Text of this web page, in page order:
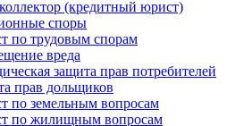
(кредитный юрист)
споры
по трудовым спорам
вреда
защита прав потребителей
прав дольщиков
по земельным вопросам
по жилищным вопросам